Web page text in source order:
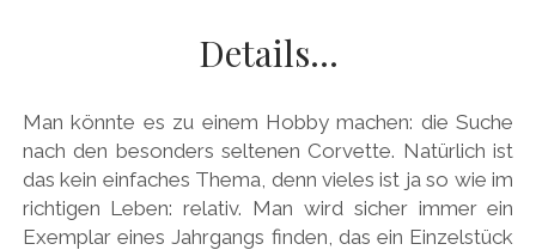
BRITS
CHRYSLER/DODGE/JEEP
CITROËN
DAIMLER
DEUTSCH
ENGLISH
Details…
Man könnte es zu einem Hobby machen: die Suche
nach den besonders seltenen Corvette. Natürlich ist
das kein einfaches Thema, denn vieles ist ja so wie im
richtigen Leben: relativ. Man wird sicher immer ein
Exemplar eines Jahrgangs finden, das ein Einzelstück